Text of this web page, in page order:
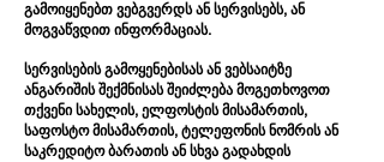
გამოიყენებთ ვებგვერდს ან სერვისებს, ან
მოგვაწვდით ინფორმაციას.
სერვისების გამოყენებისას ან ვებსაიტზე
ანგარიშის შექმნისას შეიძლება მოგეთხოვოთ
თქვენი სახელის, ელფოსტის მისამართის,
საფოსტო მისამართის, ტელეფონის ნომრის ან
საკრედიტო ბარათის ან სხვა გადახდის